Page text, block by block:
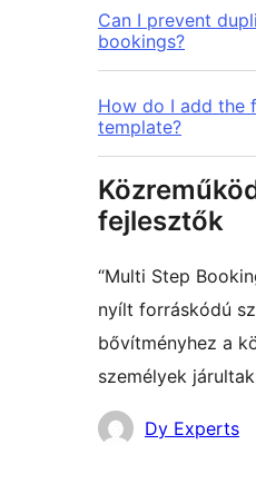
Can I prevent
bookings?
How do I add the
template?
fejlesztők
“Multi Step
nyílt forráskódú
bővítményhez a
személyek
Közreműködők
Dy Experts